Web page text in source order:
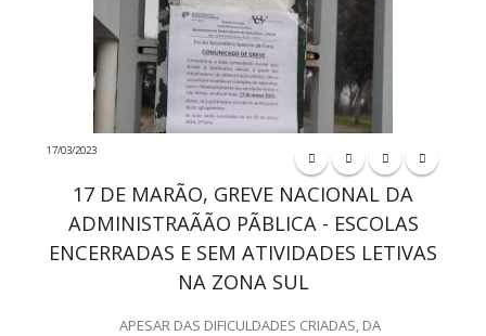
17/03/2023
17 DE MARÃO, GREVE NACIONAL DA
ADMINISTRAÃÃO PÃBLICA - ESCOLAS
ENCERRADAS E SEM ATIVIDADES LETIVAS
NA ZONA SUL
APESAR DAS DIFICULDADES CRIADAS, DA